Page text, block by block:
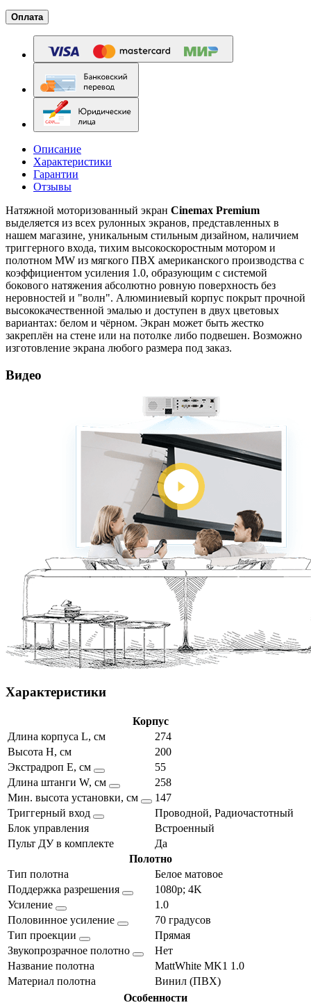
Оплата
Описание
Характеристики
Гарантии
Отзывы
Натяжной моторизованный экран Cinemax Premium
выделяется из всех рулонных экранов, представленных в
нашем магазине, уникальным стильным дизайном, наличием
триггерного входа, тихим высокоскоростным мотором и
полотном MW из мягкого ПВХ американского производства с
коэффициентом усиления 1.0, образующим с системой
бокового натяжения абсолютно ровную поверхность без
неровностей и "волн". Алюминиевый корпус покрыт прочной
высококачественной эмалью и доступен в двух цветовых
вариантах: белом и чёрном. Экран может быть жестко
закреплён на стене или на потолке либо подвешен. Возможно
изготовление экрана любого размера под заказ.
Видео
Характеристики
Корпус
Длина корпуса L, см
274
Высота H, см
200
Экстрадроп E, см
55
Длина штанги W, см
258
Мин. высота установки, см
147
Триггерный вход
Проводной, Радиочастотный
Блок управления
Встроенный
Пульт ДУ в комплекте
Да
Полотно
Тип полотна
Белое матовое
Поддержка разрешения
1080p; 4K
Усиление
1.0
Половинное усиление
70 градусов
Тип проекции
Прямая
Звукопрозрачное полотно
Нет
Название полотна
MattWhite MK1 1.0
Материал полотна
Винил (ПВХ)
Особенности